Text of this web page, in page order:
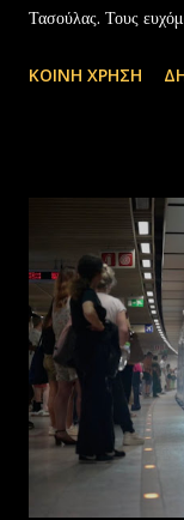
Τασούλας. Τους
pic.twitter.com/
ΚΟΙΝΉ ΧΡΉΣΗ